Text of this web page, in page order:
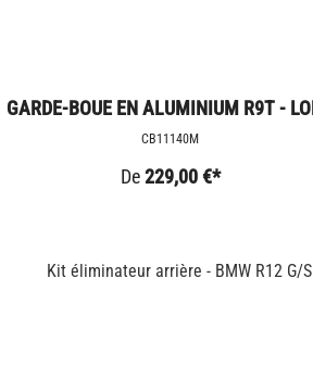
GARDE-BOUE EN ALUMINIUM R9T -
CB11140M
De229,00 €*